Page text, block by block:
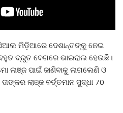
ମିଡ଼ିଆରେ ଦେଶାନ୍ତଙ୍କୁ ନେଇ
ଦ୍ରୁତ ବେଗରେ ଭାଇରାଲ ହେଉଛି।
ଲାଞ୍ଜ ପାଇଁ ଜାଣିବାକୁ ଲାଗଲେଣି ଓ
ଲାଞ୍ଜ ବର୍ତ୍ତମାନ ସୁଦ୍ଧା 70